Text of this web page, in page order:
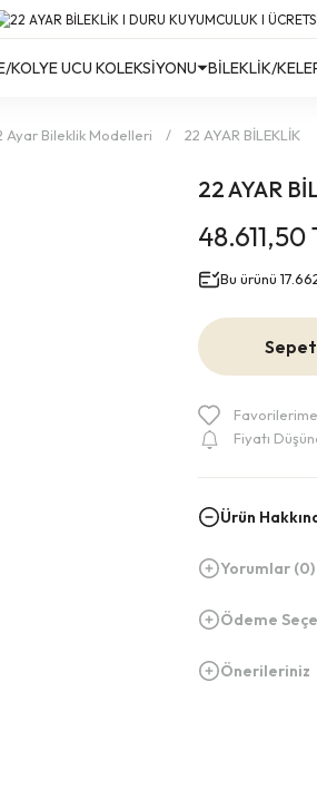
Türkiye’nin Her Yerine Ücretsiz
Türkiye’nin Her Yerine Ücretsiz
Türkiye’nin Her Yerine Ücretsiz
KOLYE UCU KOLEKSİYONU BİLEKLİK/
Ayar Bileklik Modelleri 22 AYAR BİLEKLİK
22 AYAR
48.611,50
Bu ürünü
Fiyatı
Ürün
Yorumlar (0)
Ödeme
Önerileriniz